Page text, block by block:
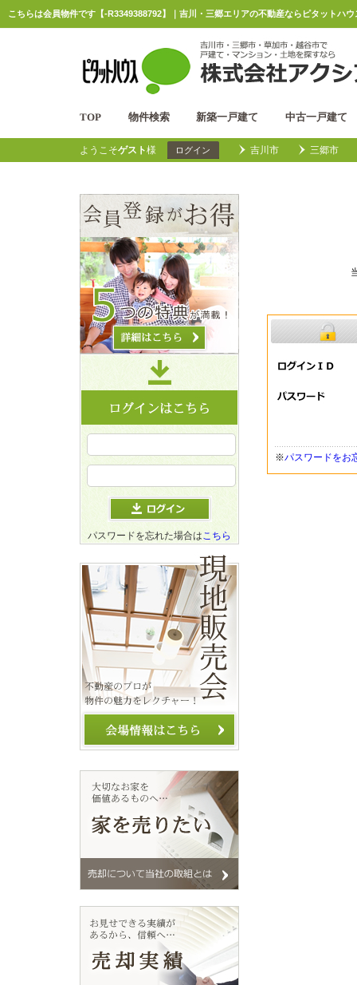
こちらは会員物件です【-R3349388792】｜吉川・三郷エリアの不動産ならピタットハ
TOP 物件検索 新築一戸建て 中古一戸建て
ようこそゲスト様 ログイン 吉川市 三郷市
※パスワードをお
パスワードを忘れた場合はこちら